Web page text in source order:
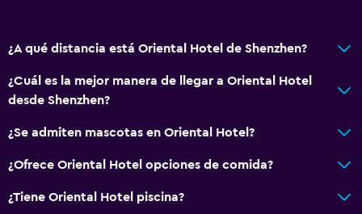
¿A qué distancia está Oriental Hotel de Shenzhen?
¿Cuál es la mejor manera de llegar a Oriental Hotel
desde Shenzhen?
¿Se admiten mascotas en Oriental Hotel?
¿Ofrece Oriental Hotel opciones de comida?
¿Tiene Oriental Hotel piscina?